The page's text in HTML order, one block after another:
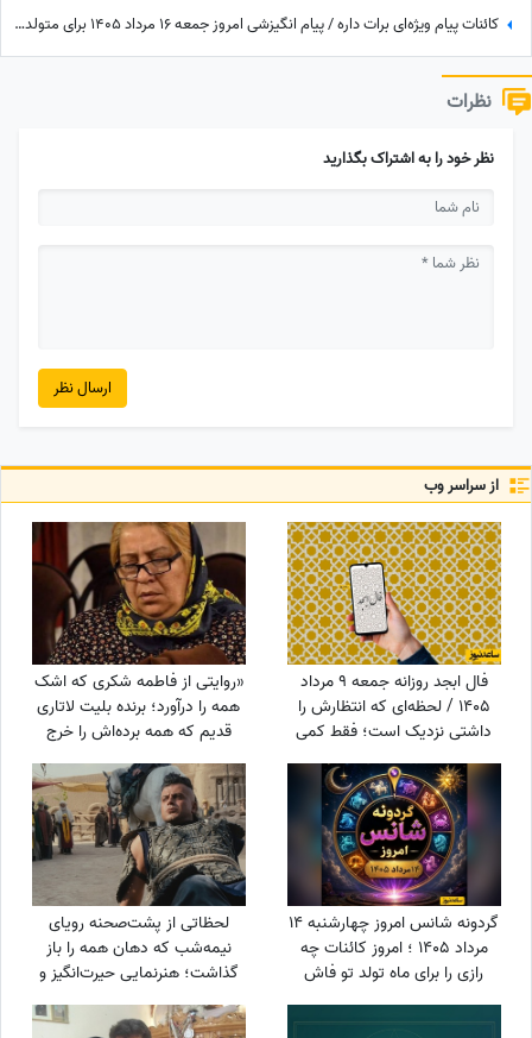
کائنات پیام ویژه‌ای برات داره / پیام انگیزشی امروز جمعه 16 مرداد 1405 برای متولدین فروردین تا اسفند: امروز زمان درخشیدن توست + ویدئو
نظرات
نظر خود را به اشتراک بگذارید
ارسال نظر
از سراسر وب
فال ابجد روزانه جمعه 9 مرداد
1405 / لحظه‌ای که انتظارش را
داشتی نزدیک است؛ فقط کمی
دیگر صبر کن تا نور زندگی‌ات را پر
کند!
«روایتی از فاطمه شکری که اشک
همه را درآورد؛ برنده بلیت لاتاری
قدیم که همه برده‌اش را خرج
دیگران کرد، اکنون بی‌مهری
می‌بیند!»
گردونه شانس امروز چهارشنبه 14
مرداد 1405 ؛ امروز کائنات چه
رازی را برای ماه تولد تو فاش
کرده؟
لحظاتی از پشت‌صحنه رویای
نیمه‌شب که دهان همه را باز
گذاشت؛ هنرنمایی حیرت‌انگیز و
جانانه روزبه حصاری بدون
بدلکار!+ویدیو